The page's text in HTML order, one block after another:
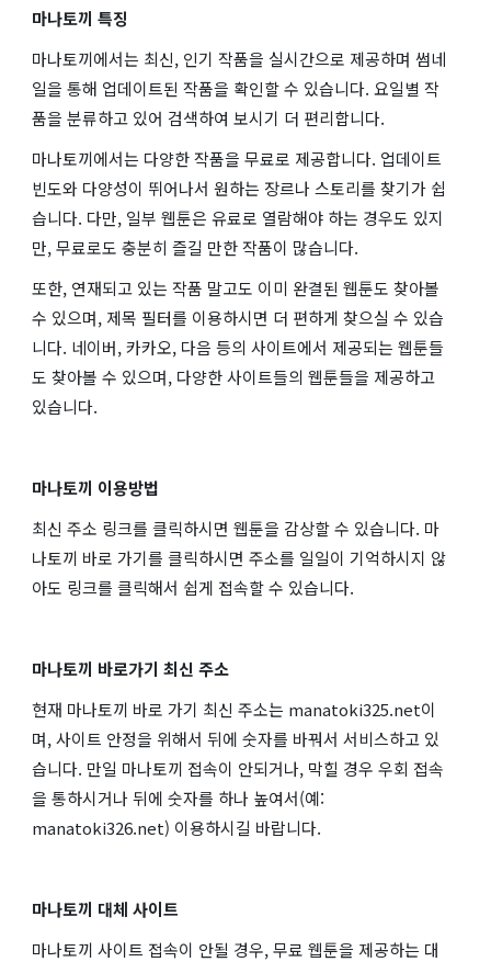
마나토끼 특징
마나토끼에서는 최신, 인기 작품을 실시간으로 제공하며 썸네
일을 통해 업데이트된 작품을 확인할 수 있습니다. 요일별 작
품을 분류하고 있어 검색하여 보시기 더 편리합니다.
마나토끼에서는 다양한 작품을 무료로 제공합니다. 업데이트
빈도와 다양성이 뛰어나서 원하는 장르나 스토리를 찾기가 쉽
습니다. 다만, 일부 웹툰은 유료로 열람해야 하는 경우도 있지
만, 무료로도 충분히 즐길 만한 작품이 많습니다.
또한, 연재되고 있는 작품 말고도 이미 완결된 웹툰도 찾아볼
수 있으며, 제목 필터를 이용하시면 더 편하게 찾으실 수 있습
니다. 네이버, 카카오, 다음 등의 사이트에서 제공되는 웹툰들
도 찾아볼 수 있으며, 다양한 사이트들의 웹툰들을 제공하고
있습니다.
마나토끼 이용방법
최신 주소 링크를 클릭하시면 웹툰을 감상할 수 있습니다. 마
나토끼 바로 가기를 클릭하시면 주소를 일일이 기억하시지 않
아도 링크를 클릭해서 쉽게 접속할 수 있습니다.
마나토끼 바로가기 최신 주소
현재 마나토끼 바로 가기 최신 주소는 manatoki325.net이
며, 사이트 안정을 위해서 뒤에 숫자를 바꿔서 서비스하고 있
습니다. 만일 마나토끼 접속이 안되거나, 막힐 경우 우회 접속
을 통하시거나 뒤에 숫자를 하나 높여서(예:
manatoki326.net) 이용하시길 바랍니다.
마나토끼 대체 사이트
마나토끼 사이트 접속이 안될 경우, 무료 웹툰을 제공하는 대